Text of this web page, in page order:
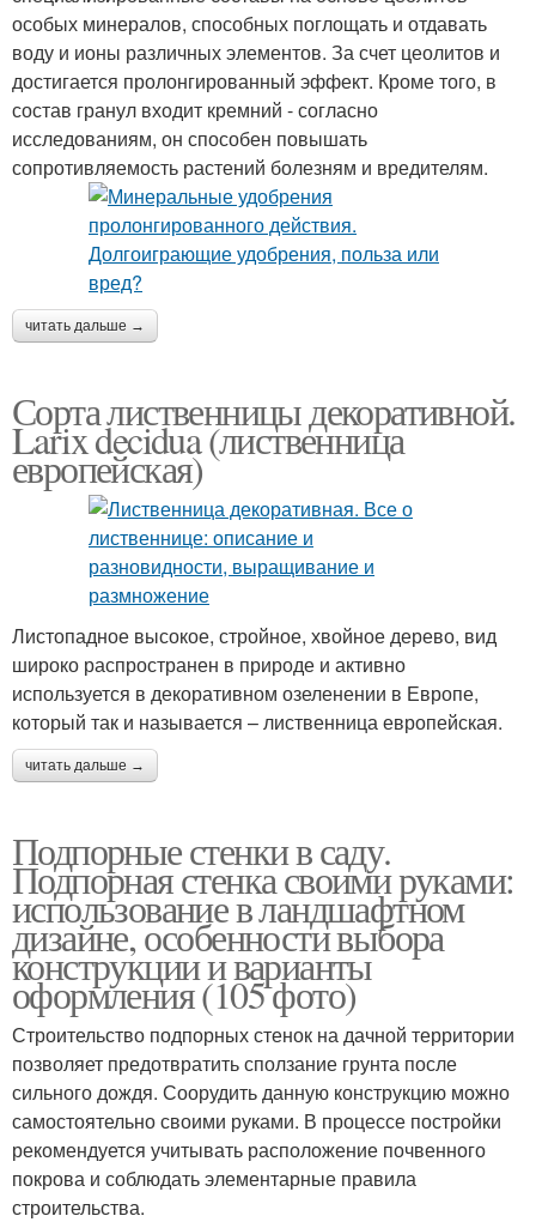
особых минералов, способных поглощать и отдавать
воду и ионы различных элементов. За счет цеолитов и
достигается пролонгированный эффект. Кроме того, в
состав гранул входит кремний - согласно
исследованиям, он способен повышать
сопротивляемость растений болезням и вредителям.
читать дальше →
Сорта лиственницы декоративной.
Larix decidua (лиственница
европейская)
Листопадное высокое, стройное, хвойное дерево, вид
широко распространен в природе и активно
используется в декоративном озеленении в Европе,
который так и называется – лиственница европейская.
читать дальше →
Подпорные стенки в саду.
Подпорная стенка своими руками:
использование в ландшафтном
дизайне, особенности выбора
конструкции и варианты
оформления (105 фото)
Строительство подпорных стенок на дачной территории
позволяет предотвратить сползание грунта после
сильного дождя. Соорудить данную конструкцию можно
самостоятельно своими руками. В процессе постройки
рекомендуется учитывать расположение почвенного
покрова и соблюдать элементарные правила
строительства.